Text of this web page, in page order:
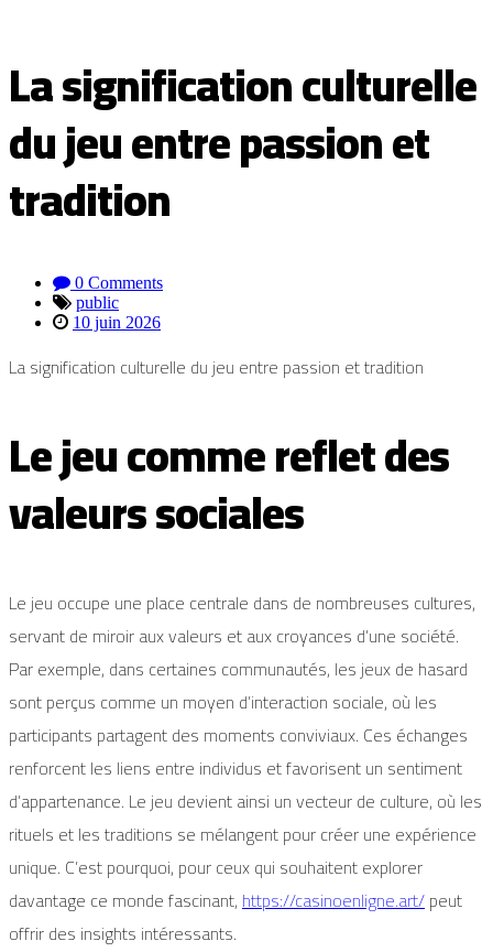
La signification culturelle
du jeu entre passion et
tradition
0 Comments
public
10 juin 2026
La signification culturelle du jeu entre passion et tradition
Le jeu comme reflet des
valeurs sociales
Le jeu occupe une place centrale dans de nombreuses cultures,
servant de miroir aux valeurs et aux croyances d’une société.
Par exemple, dans certaines communautés, les jeux de hasard
sont perçus comme un moyen d’interaction sociale, où les
participants partagent des moments conviviaux. Ces échanges
renforcent les liens entre individus et favorisent un sentiment
d’appartenance. Le jeu devient ainsi un vecteur de culture, où les
rituels et les traditions se mélangent pour créer une expérience
unique. C’est pourquoi, pour ceux qui souhaitent explorer
davantage ce monde fascinant,https://casinoenligne.art/peut
offrir des insights intéressants.